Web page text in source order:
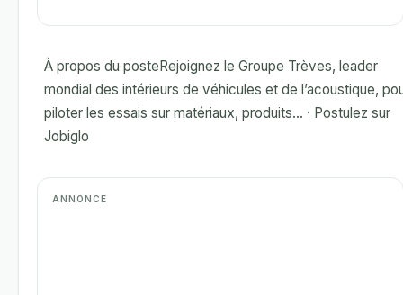
À propos du posteRejoignez le Groupe Trèves, leader
mondial des intérieurs de véhicules et de l’acoustique,
piloter les essais sur matériaux, produits... · Postulez sur
Jobiglo